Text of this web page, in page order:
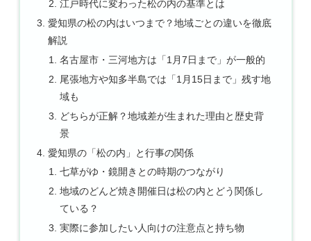
江戸時代に変わった松の内の基準とは
愛知県の松の内はいつまで？地域ごとの違いを徹底
解説
名古屋市・三河地方は「1月7日まで」が一般的
尾張地方や知多半島では「1月15日まで」残す地
域も
どちらが正解？地域差が生まれた理由と歴史背
景
愛知県の「松の内」と行事の関係
七草がゆ・鏡開きとの時期のつながり
地域のどんど焼き開催日は松の内とどう関係し
ている？
実際に参加したい人向けの注意点と持ち物